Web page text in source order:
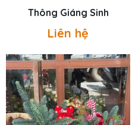
Thông Giáng Sinh
Liên hệ